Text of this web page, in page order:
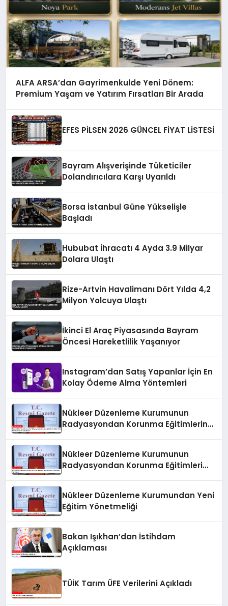
ALFA ARSA’dan Gayrimenkulde Yeni Dönem:
Premium Yaşam ve Yatırım Fırsatları Bir Arada
EFES PİLSEN 2026 GÜNCEL FİYAT LİSTESİ
Bayram Alışverişinde Tüketiciler
Dolandırıcılara Karşı Uyarıldı
Borsa İstanbul Güne Yükselişle
Başladı
Hububat İhracatı 4 Ayda 3.9 Milyar
Dolara Ulaştı
Rize-Artvin Havalimanı Dört Yılda 4,2
Milyon Yolcuya Ulaştı
İkinci El Araç Piyasasında Bayram
Öncesi Hareketlilik Yaşanıyor
Instagram’dan Satış Yapanlar İçin En
Kolay Ödeme Alma Yöntemleri
Nükleer Düzenleme Kurumunun
Radyasyondan Korunma Eğitimlerine
Nükleer Düzenleme Kurumunun
Radyasyondan Korunma Eğitimleri
Nükleer Düzenleme Kurumundan Yeni
Eğitim Yönetmeliği
Bakan Işıkhan’dan İstihdam
Açıklaması
TÜİK Tarım ÜFE Verilerini Açıkladı